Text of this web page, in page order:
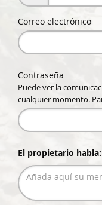
Correo electrónico
Contraseña
Puede ver la
cualquier momento.
El propietario habla: